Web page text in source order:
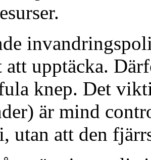
att upptäcka.
knep. Det
är mind
utan att den